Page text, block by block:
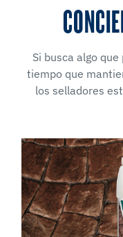
Si busca algo
tiempo que
los selladores